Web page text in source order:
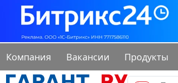
Компания Вакансии Продукты